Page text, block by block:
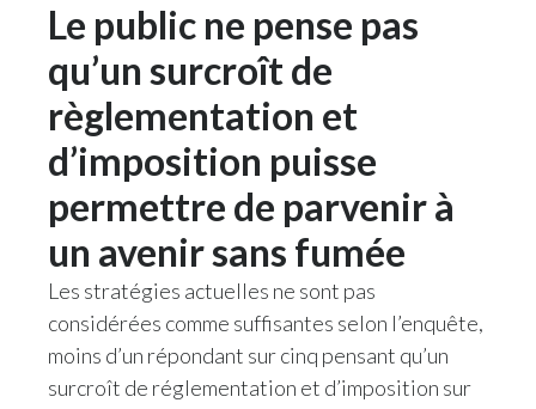
Le public ne pense pas
qu’un surcroît de
règlementation et
d’imposition puisse
permettre de parvenir à
un avenir sans fumée
Les stratégies actuelles ne sont pas
considérées comme suffisantes selon l’enquête,
moins d’un répondant sur cinq pensant qu’un
surcroît de réglementation et d’imposition sur